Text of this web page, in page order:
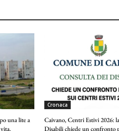
una lite a
Cronaca
Caivano, Centri Estivi 2026:
Disabili chiede un confronto